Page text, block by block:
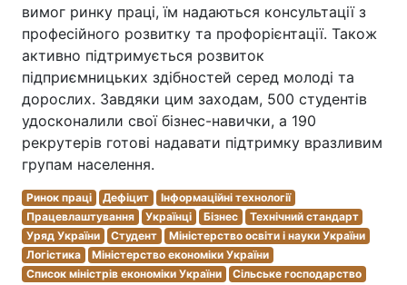
вимог ринку праці, їм надаються консультації з
професійного розвитку та профорієнтації. Також
активно підтримується розвиток
підприємницьких здібностей серед молоді та
дорослих. Завдяки цим заходам, 500 студентів
удосконалили свої бізнес-навички, а 190
рекрутерів готові надавати підтримку вразливим
групам населення.
Ринок праці Дефіцит
Інформаційні технології
Працевлаштування
Українці Бізнес
Технічний стандарт
Уряд України
Студент
Міністерство освіти і науки України
Логістика
Міністерство економіки України
Список міністрів економіки України
Сільське господарство